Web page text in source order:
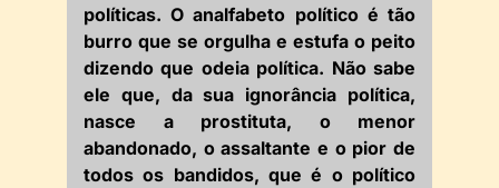
políticas. O analfabeto político é tão
burro que se orgulha e estufa o peito
dizendo que odeia política. Não sabe
ele que, da sua ignorância política,
nasce a prostituta, o menor
abandonado, o assaltante e o pior de
todos os bandidos, que é o político